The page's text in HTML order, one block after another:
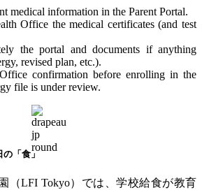
medical information in the Parent Portal.
Office the medical certificates (and test
the portal and documents if anything
revised plan, etc.).
confirmation before enrolling in the
file is under review.
の「食」
（LFI Tokyo）では、学校給食が教育